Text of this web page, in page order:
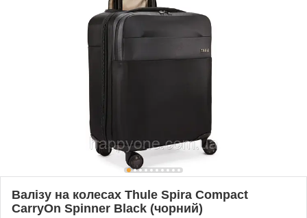
Валізу на колесах Thule Spira Compact
CarryOn Spinner Black (чорний)